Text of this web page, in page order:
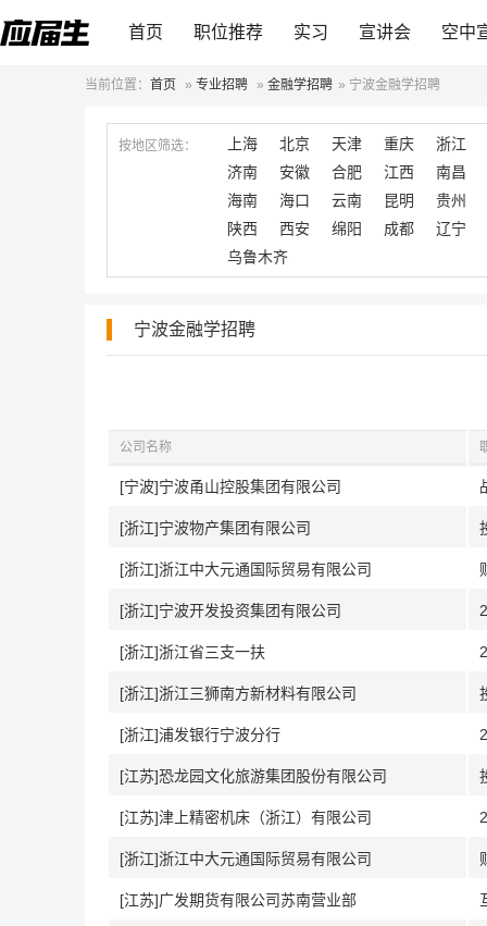
首页 职位推荐 实习 宣讲会 空中
当前位置： 首页 » 专业招聘 » 金融学招聘 » 宁波金融学招聘
按地区筛选： 上海 北京 天津 重庆
浙江
济南
安徽 合肥 江西
南昌
海南
海口 云南 昆明
贵州
陕西
西安 绵阳 成都
辽宁
乌鲁木齐
宁波金融学招聘
公司名称
[宁波]宁波甬山控股集团有限公司
[浙江]宁波物产集团有限公司
[浙江]浙江中大元通国际贸易有限公司
[浙江]宁波开发投资集团有限公司
[浙江]浙江省三支一扶
[浙江]浙江三狮南方新材料有限公司
[浙江]浦发银行宁波分行
[江苏]恐龙园文化旅游集团股份有限公司
[江苏]津上精密机床（浙江）有限公司
[浙江]浙江中大元通国际贸易有限公司
[江苏]广发期货有限公司苏南营业部